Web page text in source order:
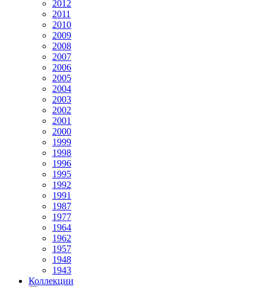
2012
2011
2010
2009
2008
2007
2006
2005
2004
2003
2002
2001
2000
1999
1998
1996
1995
1992
1991
1987
1977
1964
1962
1957
1948
1943
Коллекции